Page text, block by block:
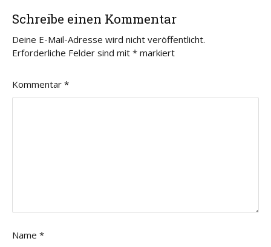
Schreibe einen Kommentar
Deine E-Mail-Adresse wird nicht veröffentlicht.
Erforderliche Felder sind mit * markiert
Kommentar *
Name *